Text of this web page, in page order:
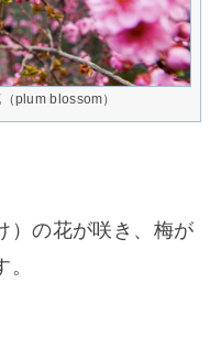
plum blossom）
）の花が咲き、梅が